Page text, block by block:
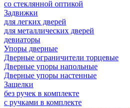
со стеклянной оптикой
Задвижки
для легких дверей
для металлических дверей
девиаторы
Упоры дверные
Дверные ограничители торцевые
Дверные упоры напольные
Дверные упоры настенные
Защелки
без ручек в комплекте
с ручками в комплекте